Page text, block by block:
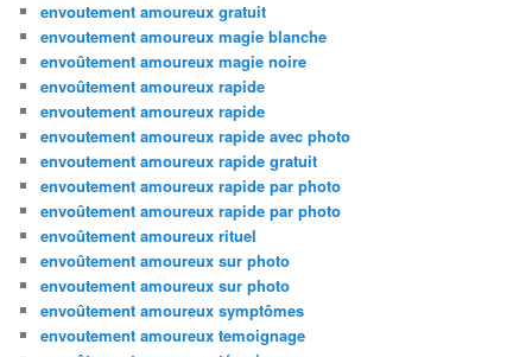
envoutement amoureux gratuit
envoutement amoureux magie blanche
envoûtement amoureux magie noire
envoûtement amoureux rapide
envoutement amoureux rapide
envoutement amoureux rapide avec photo
envoutement amoureux rapide gratuit
envoutement amoureux rapide par photo
envoûtement amoureux rapide par photo
envoûtement amoureux rituel
envoûtement amoureux sur photo
envoutement amoureux sur photo
envoûtement amoureux symptômes
envoutement amoureux temoignage